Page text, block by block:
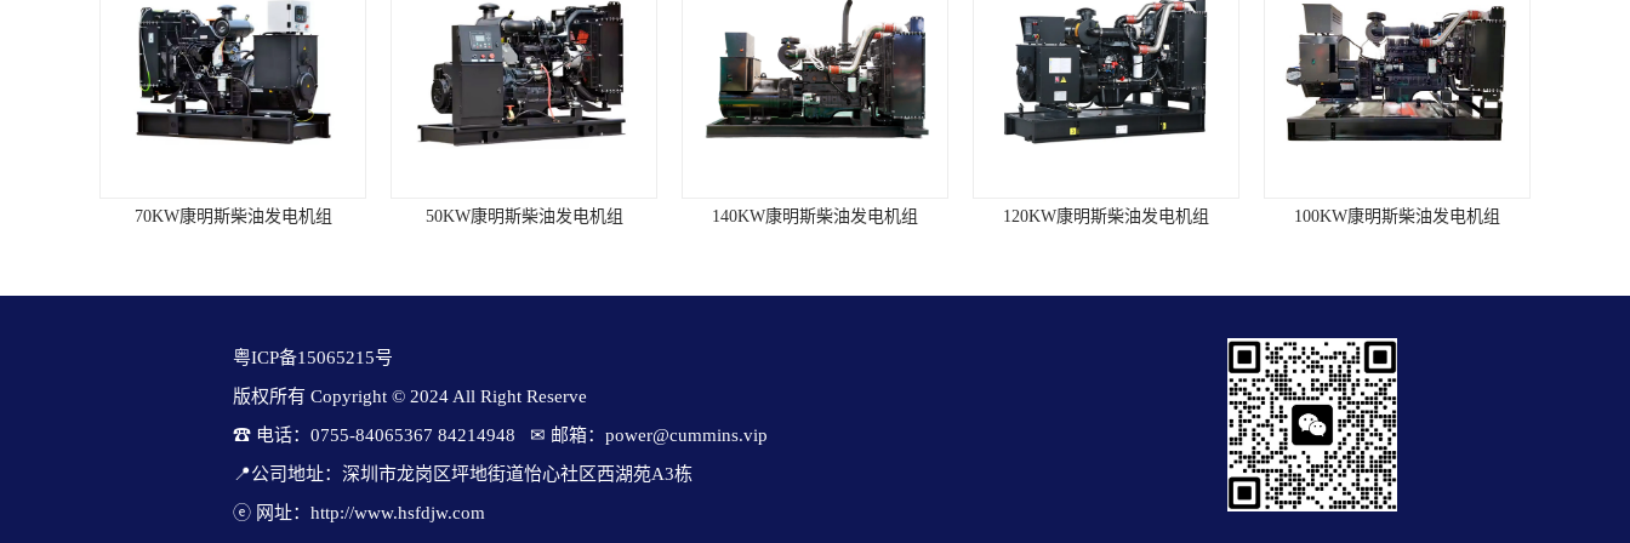
BOSCH滑动齿轮式起动电机，交流充
电发电机。■ 冷启动性能：无辅助装
置时，冷启动的较低环境温度
为-7℃。环境要求海拔高度(m)：
≤1000燃油标准：0#轻柴油大气压力
(kPa)：≥89.9机油标准：CF级/15W-40
级:≤GB/T2423.16/2级抗地震强度：水
平加速度0.2g垂直加速度0.1g发电机
功率(KW)：2000机组尺寸(mm)：
转速(r/min)：1500燃油耗（g/kw.h)：
≤-15%/+20%稳态电压调整率：≤±1%
电压稳定时间：≤3sec电压波动率：
≤0.5%电压波形失真度：≤8%稳态频
率调整率：≤5%瞬态频率调整率：
波动率：≤1.5%发动机参数 柴油机品
70KW康明斯柴油发电机组 50KW康明斯柴油发电机组 140KW康明斯柴油发电机组 120KW康明斯柴油发电机组 100KW康明斯柴油发电机组
80KW康明斯柴油发电机组
粤ICP备15065215号
版权所有 Copyright © 2024 All Right Reserve
☎ 电话：0755-84065367 84214948   ✉ 邮箱：power@cummins.vip
📍公司地址：深圳市龙岗区坪地街道怡心社区西湖苑A3栋
ⓔ 网址：http://www.hsfdjw.com